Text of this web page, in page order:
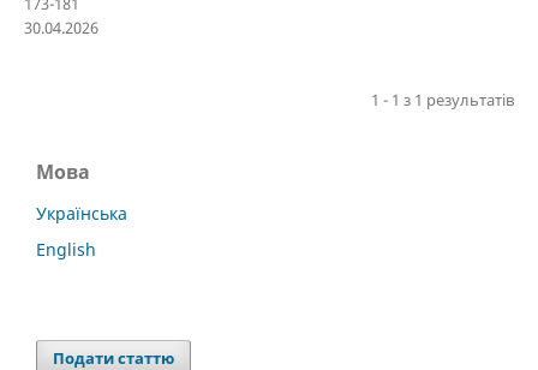
30.04.2026
1 - 1 з 1 результатів
Мова
Українська
English
Подати статтю